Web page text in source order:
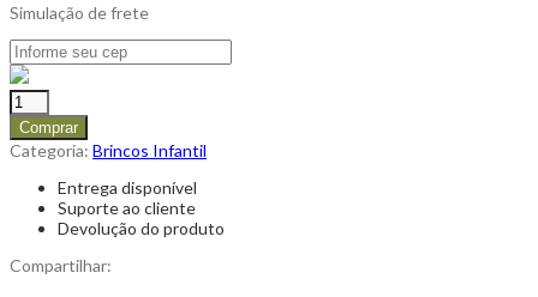
Simulação de frete
Comprar
Categoria: Brincos Infantil
Entrega disponível
Suporte ao cliente
Devolução do produto
Compartilhar: